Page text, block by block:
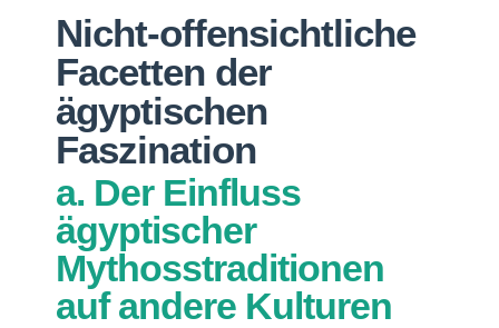
Nicht-offensichtliche
Facetten der
ägyptischen
Faszination
a. Der Einfluss
ägyptischer
Mythosstraditionen
auf andere Kulturen